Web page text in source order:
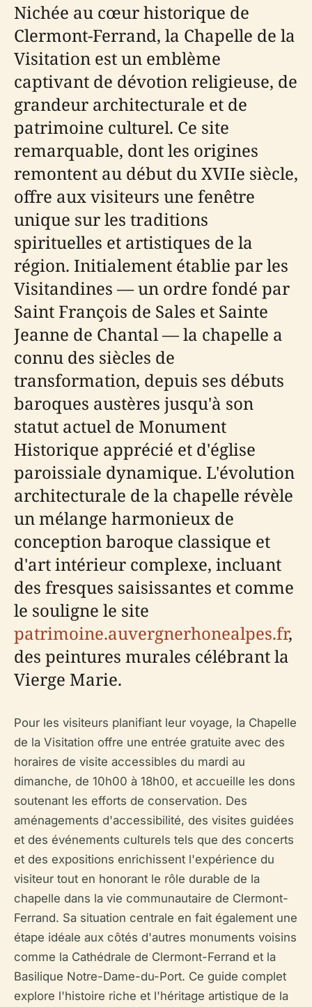
Nichée au cœur historique de
Clermont-Ferrand, la Chapelle de la
Visitation est un emblème
captivant de dévotion religieuse, de
grandeur architecturale et de
patrimoine culturel. Ce site
remarquable, dont les origines
remontent au début du XVIIe siècle,
offre aux visiteurs une fenêtre
unique sur les traditions
spirituelles et artistiques de la
région. Initialement établie par les
Visitandines — un ordre fondé par
Saint François de Sales et Sainte
Jeanne de Chantal — la chapelle a
connu des siècles de
transformation, depuis ses débuts
baroques austères jusqu'à son
statut actuel de Monument
Historique apprécié et d'église
paroissiale dynamique. L'évolution
architecturale de la chapelle révèle
un mélange harmonieux de
conception baroque classique et
d'art intérieur complexe, incluant
des fresques saisissantes et comme
le souligne le site
patrimoine.auvergnerhonealpes.fr,
des peintures murales célébrant la
Vierge Marie.
Pour les visiteurs planifiant leur voyage, la Chapelle
de la Visitation offre une entrée gratuite avec des
horaires de visite accessibles du mardi au
dimanche, de 10h00 à 18h00, et accueille les dons
soutenant les efforts de conservation. Des
aménagements d'accessibilité, des visites guidées
et des événements culturels tels que des concerts
et des expositions enrichissent l'expérience du
visiteur tout en honorant le rôle durable de la
chapelle dans la vie communautaire de Clermont-
Ferrand. Sa situation centrale en fait également une
étape idéale aux côtés d'autres monuments voisins
comme la Cathédrale de Clermont-Ferrand et la
Basilique Notre-Dame-du-Port. Ce guide complet
explore l'histoire riche et l'héritage artistique de la